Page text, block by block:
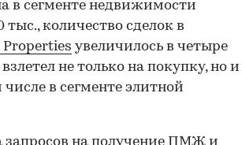
в сегменте недвижимости
количество сделок в
увеличилось в четыре
не только на покупку, но и
в сегменте элитной